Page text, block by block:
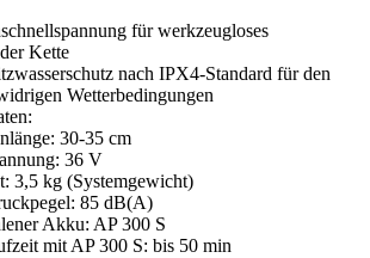
für werkzeugloses
Kette
nach IPX4-Standard für den
Wetterbedingungen
30-35 cm
36 V
3,5 kg (Systemgewicht)
85 dB(A)
Akku: AP 300 S
mit AP 300 S: bis 50 min